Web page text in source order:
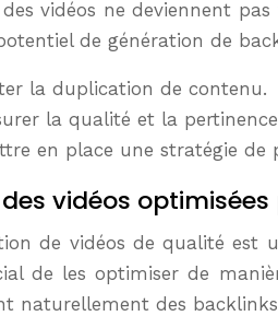
vidéos ne deviennent
de génération de
la duplication de contenu.
la qualité et la
en place une stratégie de
vidéos
de vidéos de qualité est
de les optimiser de
naturellement des